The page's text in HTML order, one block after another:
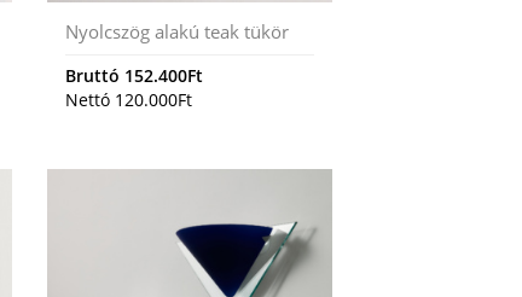
Nyolcszög alakú teak tükör
Bruttó 152.400Ft
Nettó 120.000Ft